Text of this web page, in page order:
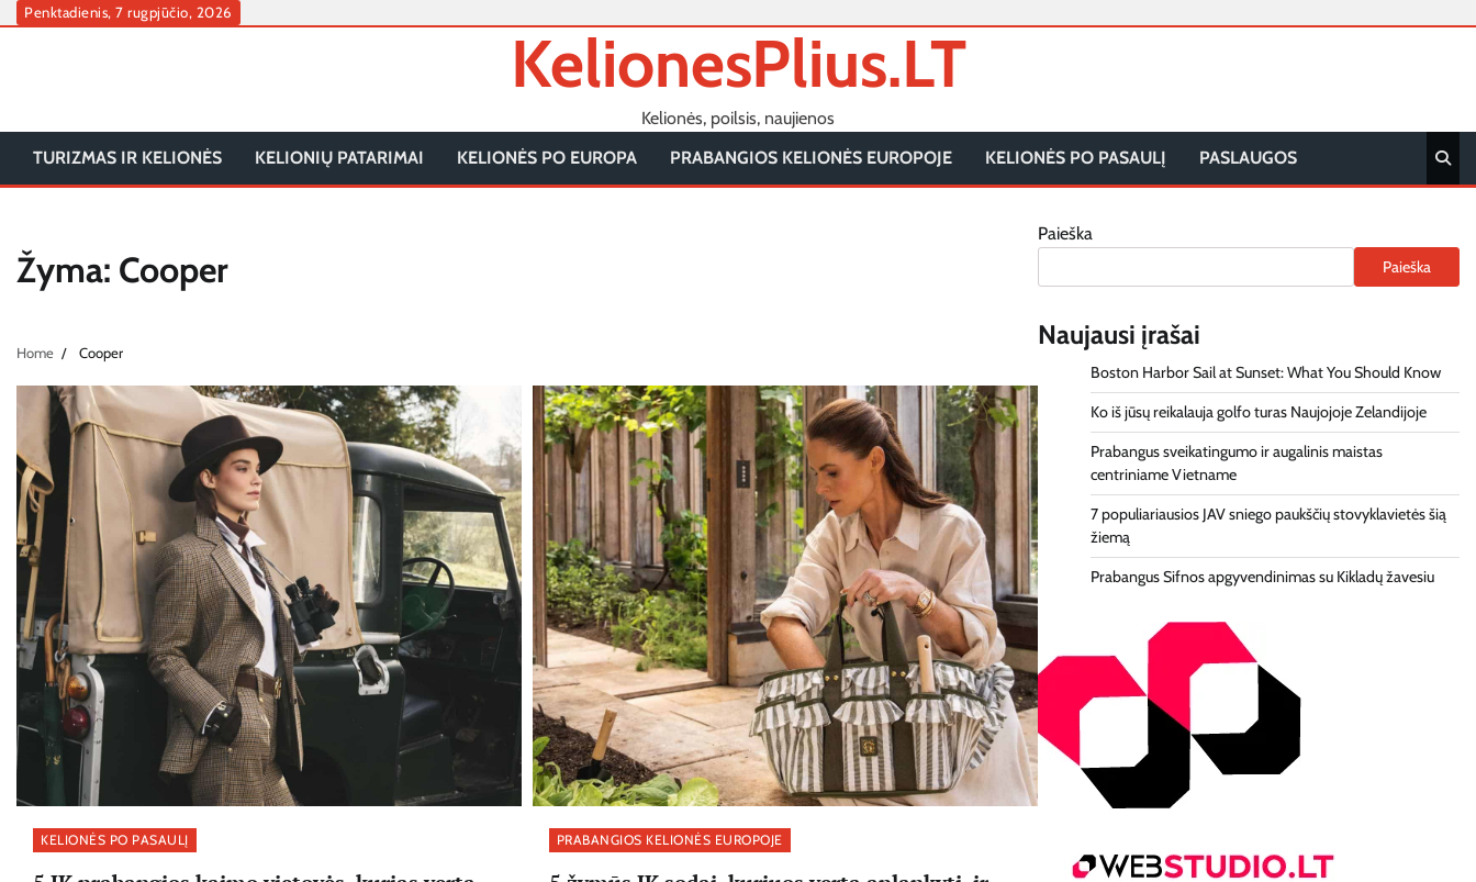
SkipPenktadienis, 7 rugpjūčio, 2026
KelionesPlius.LT
Kelionės, poilsis, naujienos
TURIZMAS IR KELIONĖS
KELIONIŲ PATARIMAI KELIONĖS PO EUROPA PRABANGIOS KELIONĖS EUROPOJE KELIONĖS PO PASAULĮ PASLAUGOS
Žyma: Cooper
Home Cooper
KELIONĖS PO PASAULĮ PRABANGIOS KELIONĖS EUROPOJE
Paieška
Paieška
Naujausi įrašai
Boston Harbor Sail at Sunset: What You Should Know
Ko iš jūsų reikalauja golfo turas Naujojoje Zelandijoje
Prabangus sveikatingumo ir augalinis maistas
centriniame Vietname
7 populiariausios JAV sniego paukščių stovyklavietės šią
žiemą
Prabangus Sifnos apgyvendinimas su Kikladų žavesiu